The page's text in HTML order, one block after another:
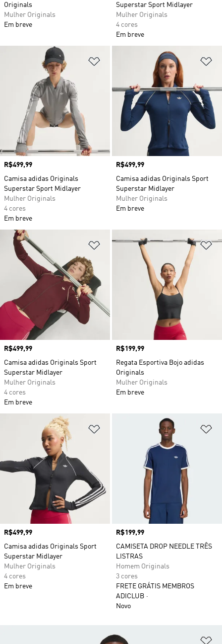
Originals
Mulher Originals
Em breve
Superstar Sport Midlayer
Mulher Originals
4 cores
Em breve
Adicionar à Lista de Desejos
Preço
R$499,99
Camisa adidas Originals
Superstar Sport Midlayer
Mulher Originals
4 cores
Em breve
Preço
R$499,99
Camisa adidas Originals Sport
Superstar Midlayer
Mulher Originals
Em breve
Adicionar à Lista de Desejos
Preço
R$499,99
Camisa adidas Originals Sport
Superstar Midlayer
Mulher Originals
4 cores
Em breve
Preço
R$199,99
Regata Esportiva Bojo adidas
Originals
Mulher Originals
Em breve
Adicionar à Lista de Desejos
Preço
R$499,99
Camisa adidas Originals Sport
Superstar Midlayer
Mulher Originals
4 cores
Em breve
Preço
R$199,99
CAMISETA DROP NEEDLE TRÊS
LISTRAS
Homem Originals
3 cores
FRETE GRÁTIS MEMBROS
ADICLUB
Novo